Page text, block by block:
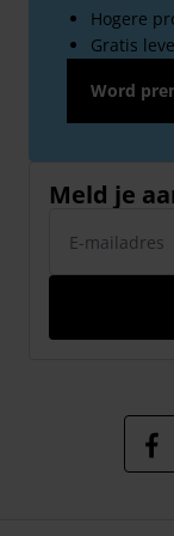
Hogere
Gratis
Word
Meld je